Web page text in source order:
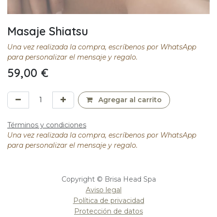
Masaje Shiatsu
Una vez realizada la compra, escríbenos por WhatsApp
para personalizar el mensaje y regalo.
59,00 €
Agregar al carrito
Términos y condiciones
Una vez realizada la compra, escríbenos por WhatsApp
para personalizar el mensaje y regalo.
Copyright © Brisa Head Spa
Aviso legal
Política de privacidad
Protección de datos